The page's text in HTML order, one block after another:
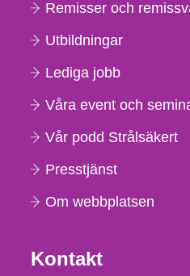
Remisser och
Utbildningar
Lediga jobb
Våra event och
Vår podd Strålsäkert
Presstjänst
Om webbplatsen
Kontakt